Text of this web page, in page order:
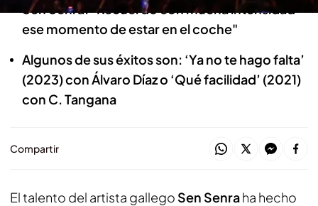
Sen Senra: "Recuerdo con mucha intensidad
ese momento de estar en el coche"
Algunos de sus éxitos son: ‘Ya no te hago falta’
(2023) con Álvaro Díaz o ‘Qué facilidad’ (2021)
con C. Tangana
Compartir
El talento del artista gallego Sen Senraha hecho